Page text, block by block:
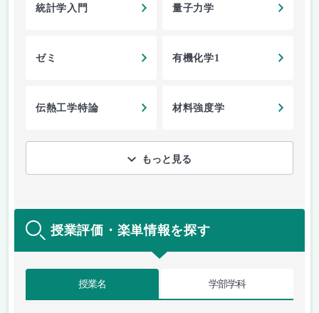
統計学入門 量子力学
ゼミ 有機化学1
伝熱工学特論 材料強度学
もっと見る
授業評価・楽単情報を探す
授業名 学部学科